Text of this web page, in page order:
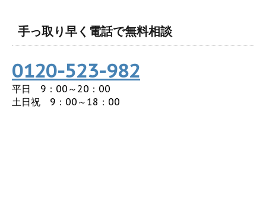
手っ取り早く電話で無料相談
0120-523-982
平日 9：00～20：00
土日祝 9：00～18：00